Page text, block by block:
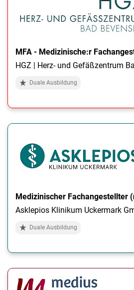
MFA - Medizinische:r
HGZ | Herz- und Gefäßzentrum
Duale Ausbildung
Medizinischer Fachangestellter
Asklepios Klinikum Uckermark
Duale Ausbildung